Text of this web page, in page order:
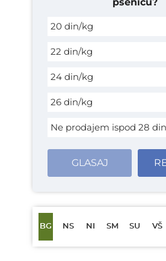
pšenicu?
20 din/kg
22 din/kg
24 din/kg
26 din/kg
Ne prodajem ispod 28
GLASAJ
BG NS NI SM SU VŠ